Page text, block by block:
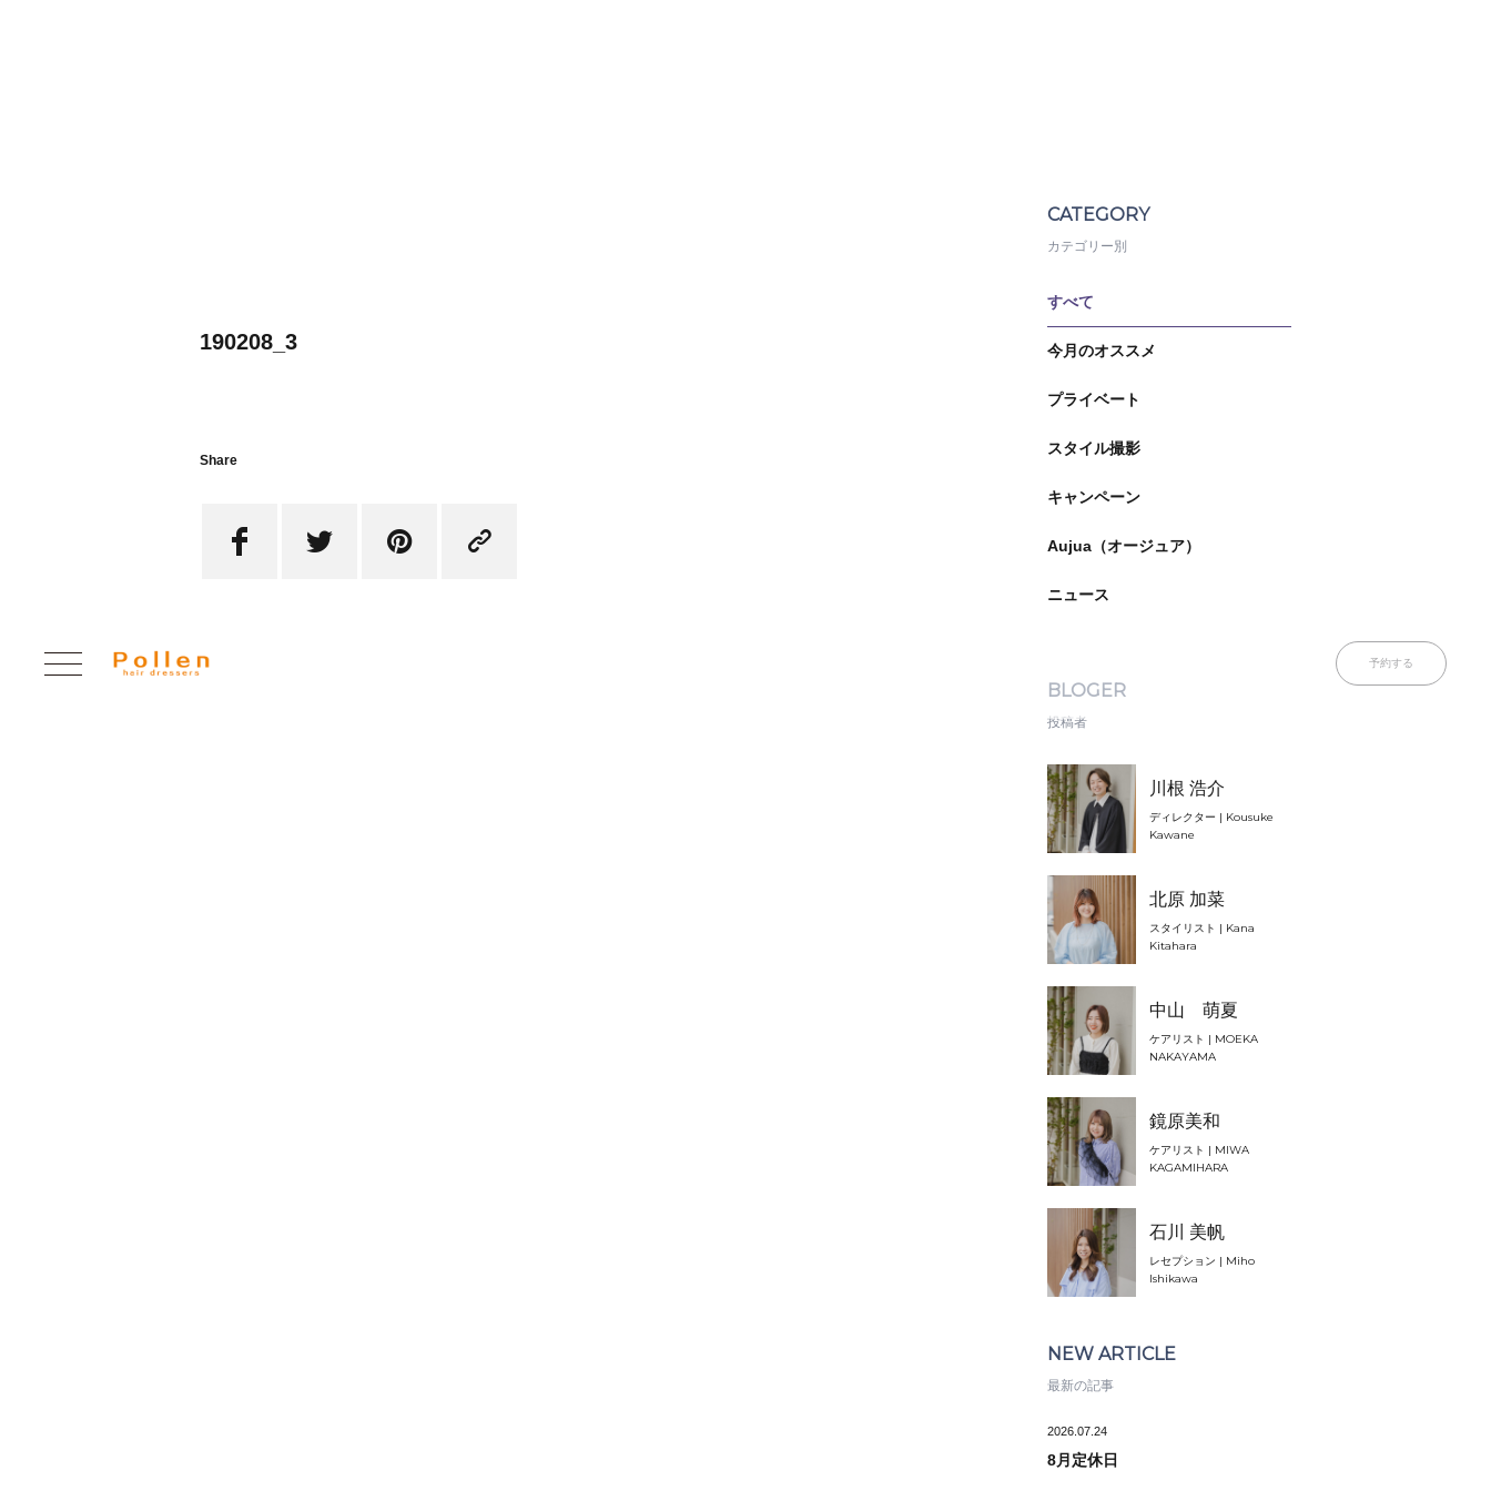
予約する
CATEGORY
カテゴリー別
すべて
今月のオススメ
プライベート
スタイル撮影
キャンペーン
Aujua（オージュア）
ニュース
BLOGER
投稿者
川根 浩介
ディレクター | Kousuke
Kawane
北原 加菜
スタイリスト | Kana
Kitahara
中山 萌夏
ケアリスト | MOEKA
NAKAYAMA
鏡原美和
ケアリスト | MIWA
KAGAMIHARA
石川 美帆
レセプション | Miho
Ishikawa
NEW ARTICLE
最新の記事
2026.07.24
8月定休日
190208_3
Share
   